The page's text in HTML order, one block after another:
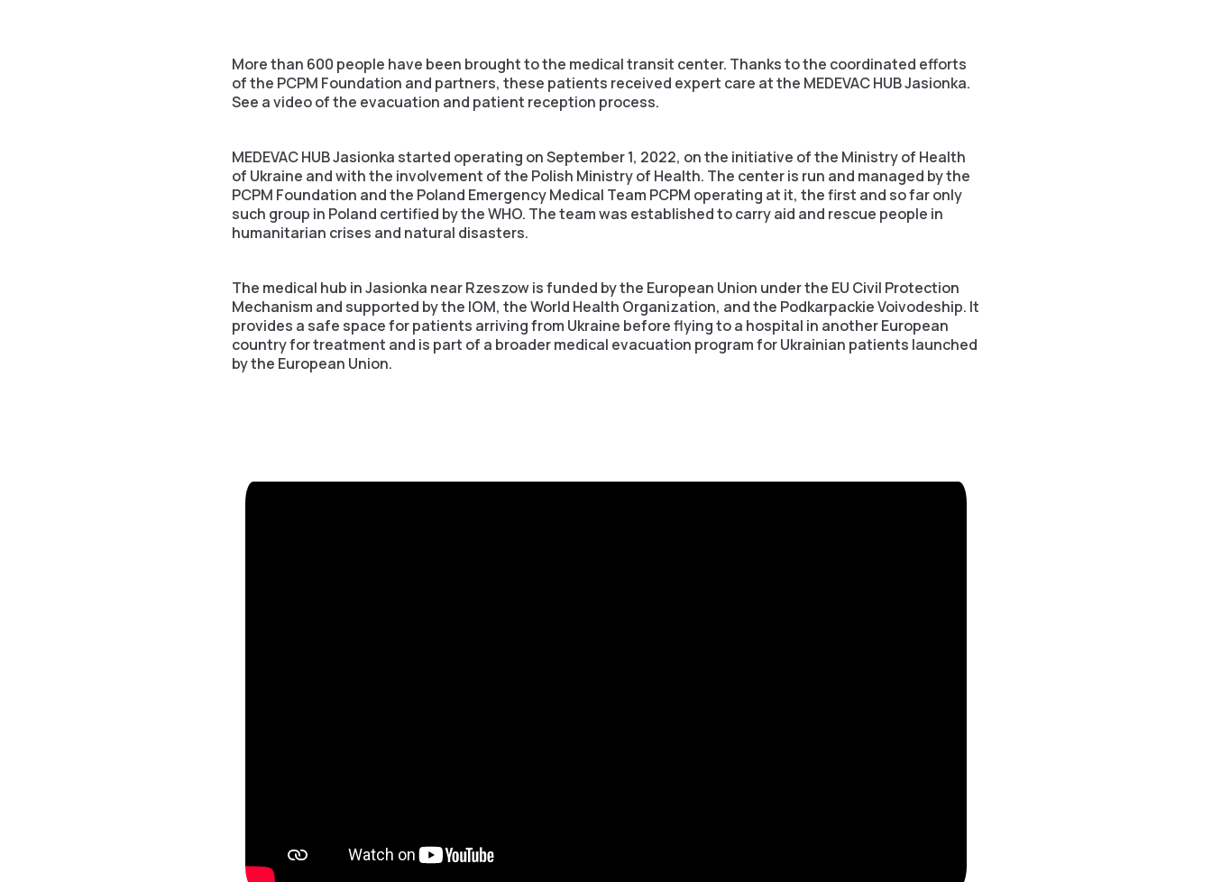
More than 600 people have been brought to the medical transit center. Thanks to the coordinated efforts
of the PCPM Foundation and partners, these patients received expert care at the MEDEVAC HUB Jasionka.
See a video of the evacuation and patient reception process.
MEDEVAC HUB Jasionka started operating on September 1, 2022, on the initiative of the Ministry of Health
of Ukraine and with the involvement of the Polish Ministry of Health. The center is run and managed by the
PCPM Foundation and the Poland Emergency Medical Team PCPM operating at it, the first and so far only
such group in Poland certified by the WHO. The team was established to carry aid and rescue people in
humanitarian crises and natural disasters.
The medical hub in Jasionka near Rzeszow is funded by the European Union under the EU Civil Protection
Mechanism and supported by the IOM, the World Health Organization, and the Podkarpackie Voivodeship. It
provides a safe space for patients arriving from Ukraine before flying to a hospital in another European
country for treatment and is part of a broader medical evacuation program for Ukrainian patients launched
by the European Union.